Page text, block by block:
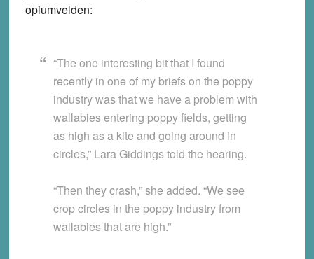
opiumvelden:
“The one interesting bit that I found
recently in one of my briefs on the poppy
industry was that we have a problem with
wallabies entering poppy fields, getting
as high as a kite and going around in
circles,” Lara Giddings told the hearing.
“Then they crash,” she added. “We see
crop circles in the poppy industry from
wallabies that are high.”